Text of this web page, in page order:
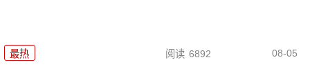
最热 阅读 6892 08-05